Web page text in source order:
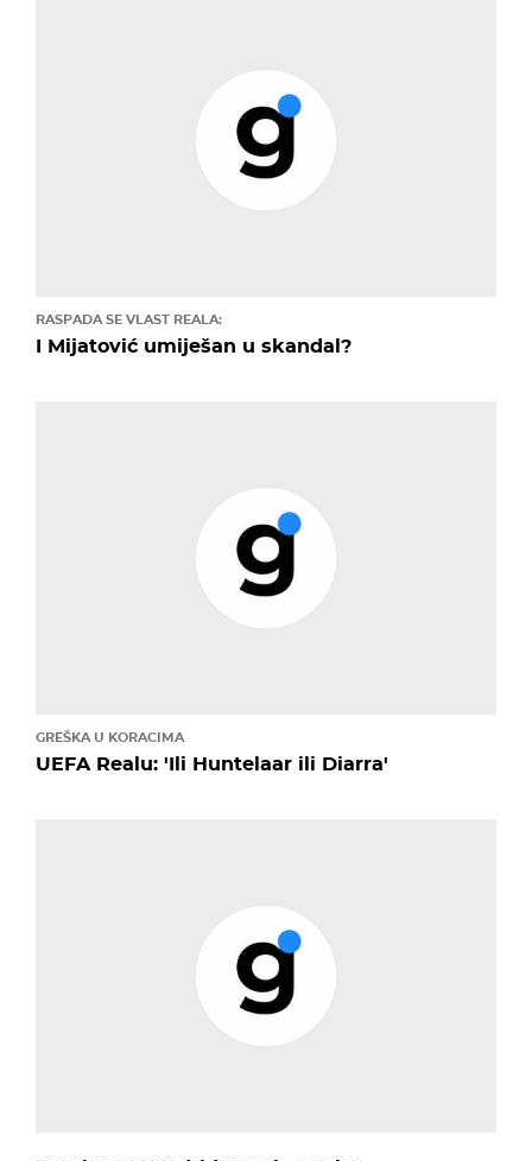
RASPADA SE VLAST REALA:
I Mijatović umiješan u skandal?
GREŠKA U KORACIMA
UEFA Realu: 'Ili Huntelaar ili Diarra'